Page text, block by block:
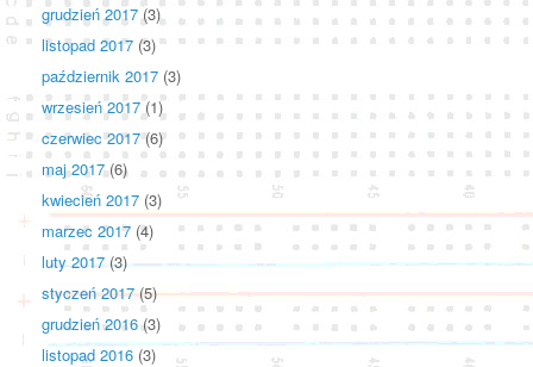
grudzień 2017(3)
listopad 2017 (3)
październik 2017 (3)
wrzesień 2017(1)
czerwiec 2017(6)
maj 2017(6)
kwiecień 2017 (3)
marzec 2017 (4)
luty 2017(3)
styczeń 2017 (5)
grudzień 2016(3)
listopad 2016 (3)